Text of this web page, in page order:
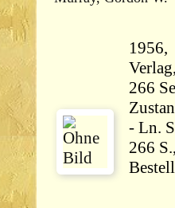
1956,
- Ln.
266